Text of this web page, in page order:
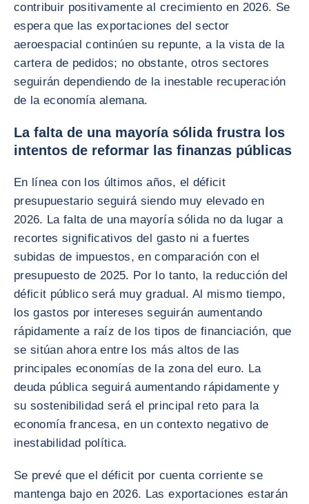
contribuir positivamente al crecimiento en 2026. Se
espera que las exportaciones del sector
aeroespacial continúen su repunte, a la vista de la
cartera de pedidos; no obstante, otros sectores
seguirán dependiendo de la inestable recuperación
de la economía alemana.
La falta de una mayoría sólida frustra los
intentos de reformar las finanzas públicas
En línea con los últimos años, el déficit
presupuestario seguirá siendo muy elevado en
2026. La falta de una mayoría sólida no da lugar a
recortes significativos del gasto ni a fuertes
subidas de impuestos, en comparación con el
presupuesto de 2025. Por lo tanto, la reducción del
déficit público será muy gradual. Al mismo tiempo,
los gastos por intereses seguirán aumentando
rápidamente a raíz de los tipos de financiación, que
se sitúan ahora entre los más altos de las
principales economías de la zona del euro. La
deuda pública seguirá aumentando rápidamente y
su sostenibilidad será el principal reto para la
economía francesa, en un contexto negativo de
inestabilidad política.
Se prevé que el déficit por cuenta corriente se
mantenga bajo en 2026. Las exportaciones estarán